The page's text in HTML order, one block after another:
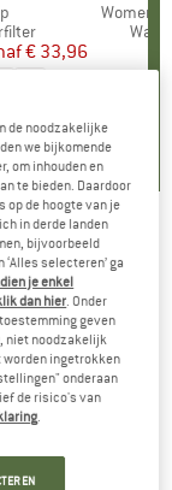
prijs
€ 33,96
Artikel
Women's
03 GTX
de noodzakelijke
we bijkomende
om inhouden en
te bieden. Daardoor
op de hoogte van je
in derde landen
bijvoorbeeld
selecteren’ ga
je enkel
dan hier . Onder
geven
niet noodzakelijk
worden ingetrokken
onderaan
de risico's van